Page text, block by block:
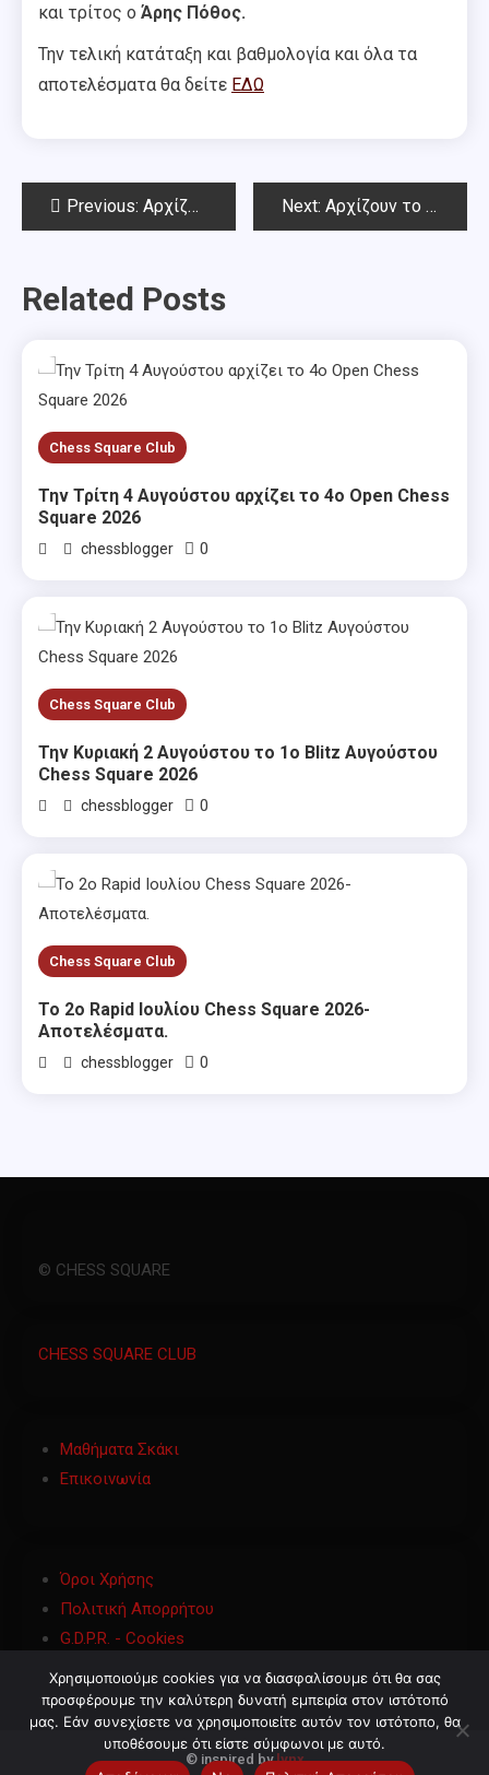
και τρίτος ο Άρης Πόθος.
Την τελική κατάταξη και βαθμολογία και όλα τα
αποτελέσματα θα δείτε ΕΔΩ
PostPrevious: Αρχίζει αύριο Δευτέρα 31 Ιουλίου το 4ο Καλοκαιρινό Open Chess Square 2023 Next: Αρχίζουν τo 186o Open ΣΟΑ & το Φθινοπωρινό Open Chess Square 2023 – Έναρξη μαθημάτων στις 21 Σεπτεμβρίου
Related Posts
Chess Square Club
Την Τρίτη 4 Αυγούστου αρχίζει το 4ο Open Chess
Square 2026
chessblogger 0
Chess Square Club
Την Κυριακή 2 Αυγούστου το 1ο Blitz Αυγούστου
Chess Square 2026
chessblogger 0
Chess Square Club
Το 2ο Rapid Ιουλίου Chess Square 2026-
Αποτελέσματα.
chessblogger 0
© CHESS SQUARE
CHESS SQUARE CLUB
Μαθήματα Σκάκι
Επικοινωνία
Όροι Χρήσης
Πολιτική Απορρήτου
G.D.P.R. - Cookies
© inspired bylynx
Χρησιμοποιούμε cookies για να διασφαλίσουμε ότι θα σας
προσφέρουμε την καλύτερη δυνατή εμπειρία στον ιστότοπό
μας. Εάν συνεχίσετε να χρησιμοποιείτε αυτόν τον ιστότοπο, θα
υποθέσουμε ότι είστε σύμφωνοι με αυτό.